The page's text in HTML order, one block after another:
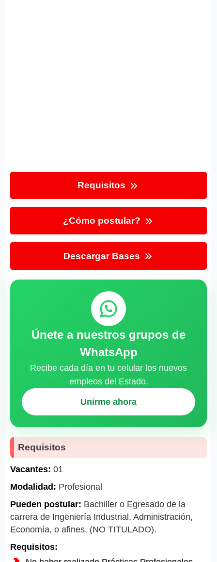
Requisitos
¿Cómo postular?
Descargar Bases
Únete a nuestros grupos de
WhatsApp
Recibe cada día en tu celular los nuevos
empleos del Estado.
Unirme ahora
Requisitos
Vacantes: 01
Modalidad: Profesional
Pueden postular: Bachiller o Egresado de la
carrera de Ingeniería Industrial, Administración,
Economía, o afines. (NO TITULADO).
Requisitos: